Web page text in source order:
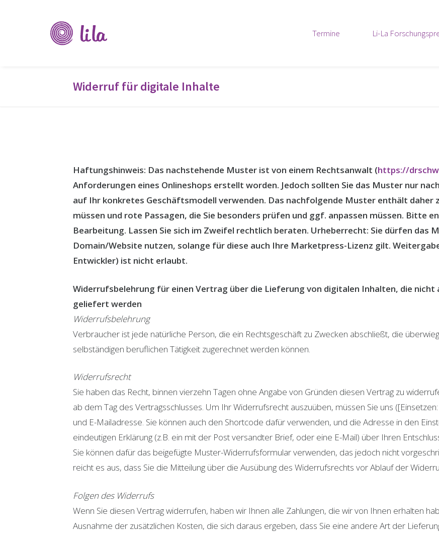
Verein
Li-
Termine Li-La
Widerruf für digitale Inhalte
Haftungshinweis: Das nachstehende Muster ist von einem Rechtsanwalt (https://
Anforderungen eines Onlineshops erstellt worden. Jedoch sollten Sie das Muster nur
auf Ihr konkretes Geschäftsmodell verwenden. Das nachfolgende Muster enthält daher
müssen und rote Passagen, die Sie besonders prüfen und ggf. anpassen müssen. Bitte
Bearbeitung. Lassen Sie sich im Zweifel rechtlich beraten. Urheberrecht: Sie dürfen das
Domain/Website nutzen, solange für diese auch Ihre Marketpress-Lizenz gilt.
Entwickler) ist nicht erlaubt.
Widerrufsbelehrung für einen Vertrag über die Lieferung von digitalen Inhalten, die
geliefert werden
Widerrufsbelehrung
Verbraucher ist jede natürliche Person, die ein Rechtsgeschäft zu Zwecken abschließt, die
selbständigen beruflichen Tätigkeit zugerechnet werden können.
Widerrufsrecht
Sie haben das Recht, binnen vierzehn Tagen ohne Angabe von Gründen diesen Vertrag zu
ab dem Tag des Vertragsschlusses. Um Ihr Widerrufsrecht auszuüben, müssen Sie uns
und E-Mailadresse. Sie können auch den Shortcode dafür verwenden, und die Adresse in den
eindeutigen Erklärung (z.B. ein mit der Post versandter Brief, oder eine E-Mail) über Ihren
Sie können dafür das beigefügte Muster-Widerrufsformular verwenden, das jedoch nicht
reicht es aus, dass Sie die Mitteilung über die Ausübung des Widerrufsrechts vor Ablauf der
Folgen des Widerrufs
Wenn Sie diesen Vertrag widerrufen, haben wir Ihnen alle Zahlungen, die wir von Ihnen erhalten
Ausnahme der zusätzlichen Kosten, die sich daraus ergeben, dass Sie eine andere Art der